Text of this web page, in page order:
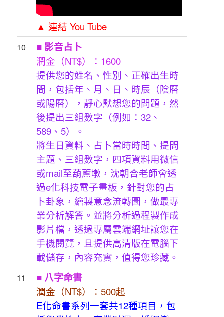
▲ 連結 You Tube
10 ■ 影音占卜
潤金（NT$）：1600
提供您的姓名、性別、正確出生時
間，包括年、月、日、時辰（陰曆
或陽曆），靜心默想您的問題，然
後提出三組數字（例如：32、
589、5）。
將生日資料、占卜當時時間、提問
主題、三組數字，四項資料用微信
或mail至葫蘆墩，沈朝合老師會透
過e化科技電子畫板，針對您的占
卜卦象，繪製意念流轉圖，做最專
業分析解答。並將分析過程製作成
影片檔，透過專屬雲端網址讓您在
手機閱覽，且提供高清版在電腦下
載儲存，內容充實，值得您珍藏。
11 ■ 八字命書
潤金（NT$）：500起
E化命書系列一套共12種項目，包